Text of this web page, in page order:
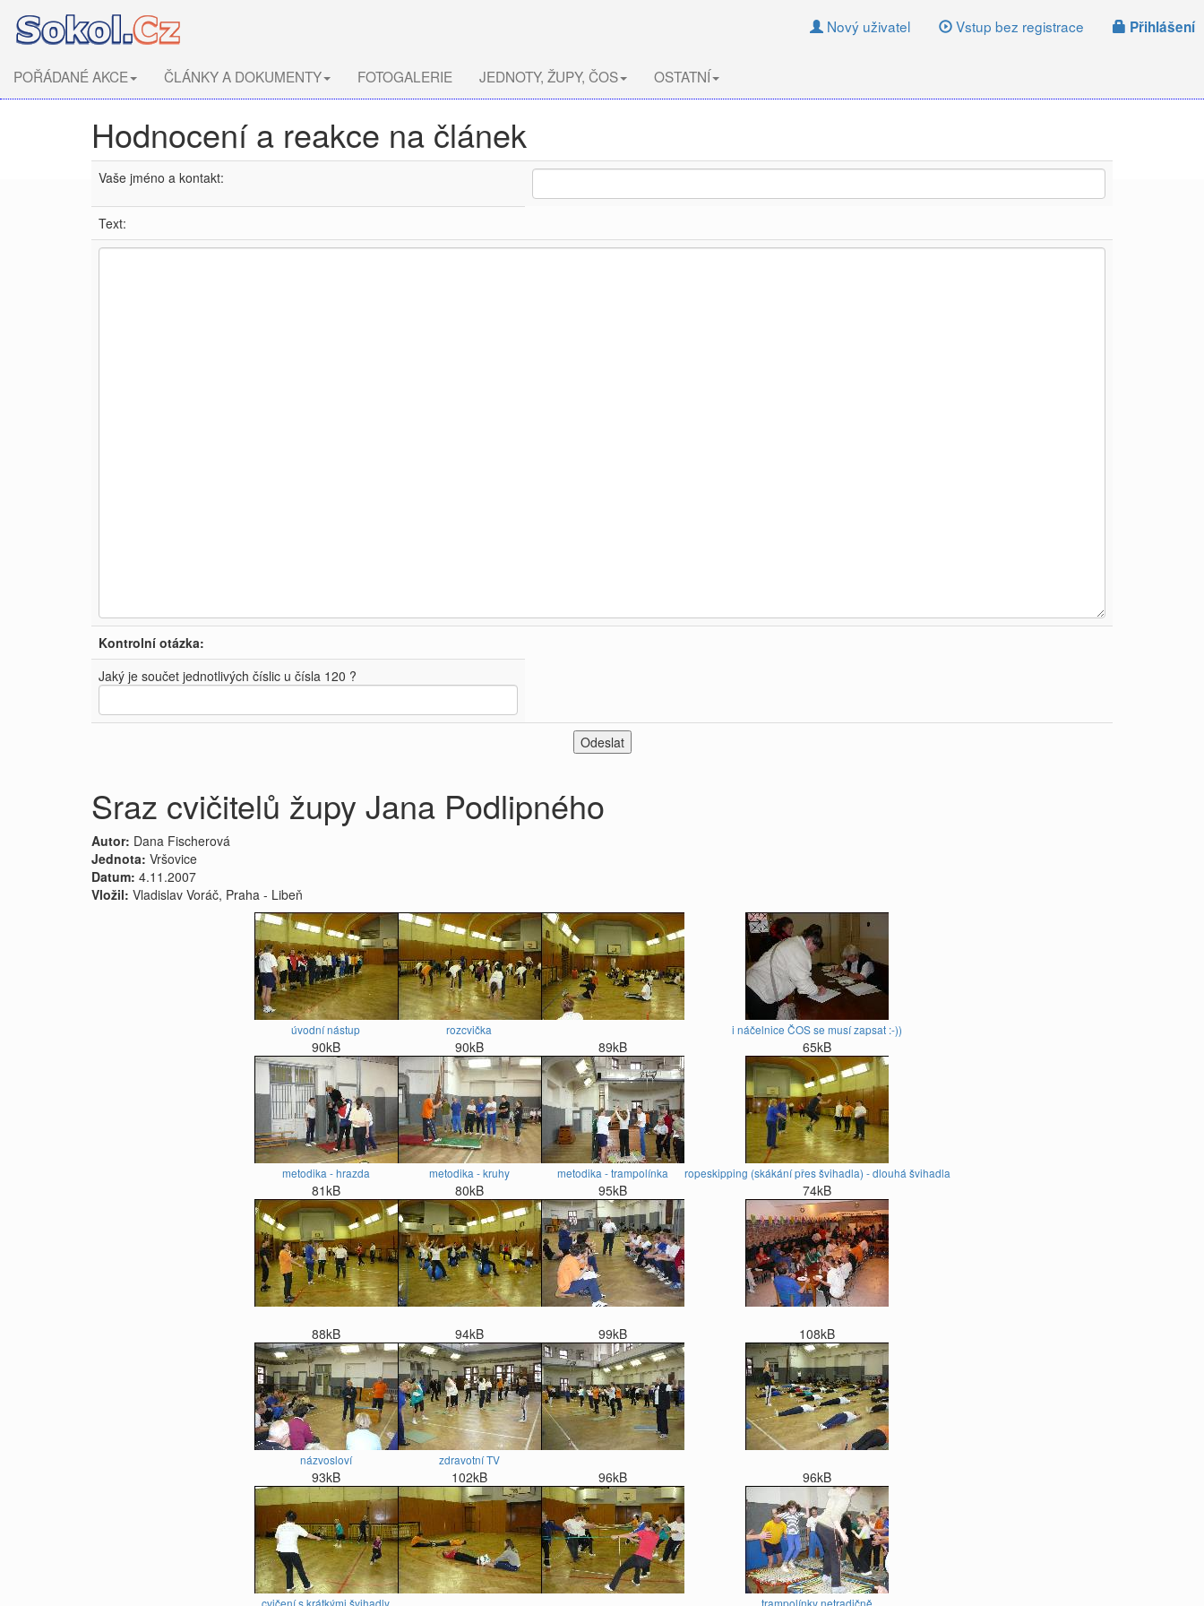
Nový uživatel Vstup bez registrace Přihlášení
POŘÁDANÉ AKCE ČLÁNKY A DOKUMENTY FOTOGALERIE JEDNOTY, ŽUPY, ČOS OSTATNÍ
Hodnocení a reakce na článek
Vaše jméno a kontakt:
Text:
Kontrolní otázka:
Jaký je součet jednotlivých číslic u čísla 120 ?
Sraz cvičitelů župy Jana Podlipného
Autor: Dana Fischerová
Jednota: Vršovice
Datum: 4.11.2007
Vložil: Vladislav Voráč, Praha - Libeň
úvodní nástup
90kB
rozcvička
90kB 89kB
i náčelnice ČOS se musí zapsat :-))
65kB
metodika - hrazda
81kB
metodika - kruhy
80kB
metodika - trampolínka
95kB
ropeskipping (skákání přes švihadla) - dlouhá švihadla
74kB
88kB 94kB 99kB 108kB
názvosloví
93kB
zdravotní TV
102kB 96kB 96kB
cvičení s krátkými švihadly trampolínky netradičně